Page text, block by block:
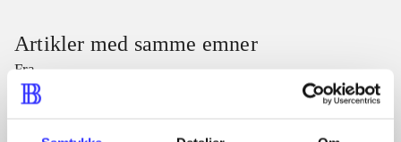
Artikler med samme emner
Fra